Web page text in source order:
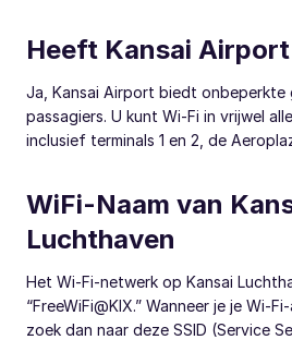
Heeft Kansai
Ja, Kansai Airport biedt onbeperkte
passagiers. U kunt Wi-Fi in vrijwel
inclusief terminals 1 en 2, de
WiFi-Naam van
Luchthaven
Het Wi-Fi-netwerk op Kansai
“FreeWiFi@KIX.” Wanneer je je Wi-
zoek dan naar deze SSID (Service